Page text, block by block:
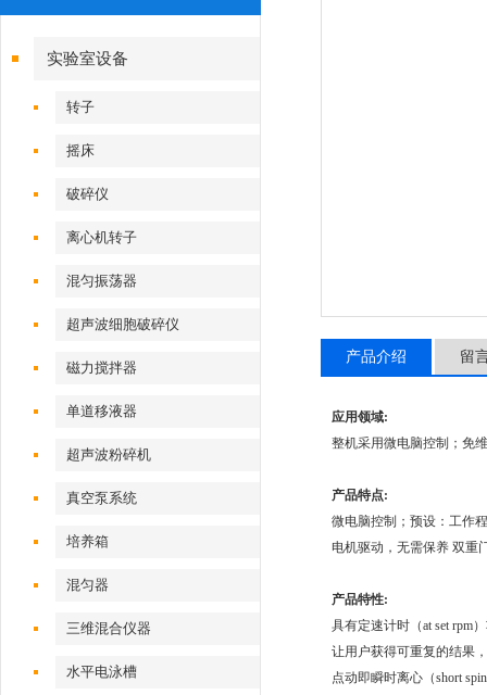
实验室设备
转子
摇床
破碎仪
离心机转子
混匀振荡器
超声波细胞破碎仪
磁力搅拌器
单道移液器
超声波粉碎机
真空泵系统
培养箱
混匀器
三维混合仪器
水平电泳槽
产品介绍 留
应用领域:
整机采用微电脑控制；免
产品特点:
微电脑控制；预设：工作
电机驱动，无需保养 双重
产品特性:
具有定速计时（at set rpm
让用户获得可重复的结果
点动即瞬时离心（short